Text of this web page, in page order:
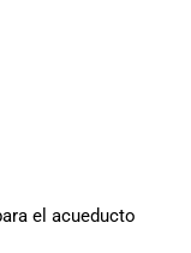
el acueducto